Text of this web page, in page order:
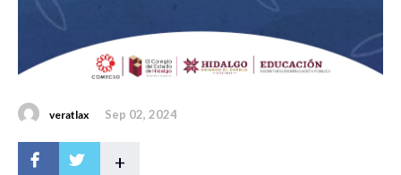
veratlax Sep 02, 2024
+